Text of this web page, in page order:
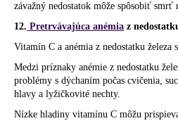
závažný nedostatok môže spôsobiť smrť
12. Pretrvávajúca anémia z
Vitamín C a anémia z nedostatku železa
Medzi príznaky anémie z nedostatku
problémy s dýchaním počas cvičenia,
hlavy a lyžičkovité nechty.
Nízke hladiny vitamínu C môžu